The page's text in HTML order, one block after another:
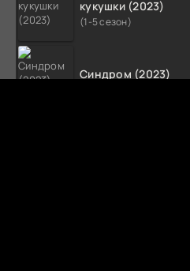
кукушки (2023)
(1-5 сезон)
Синдром (2023)